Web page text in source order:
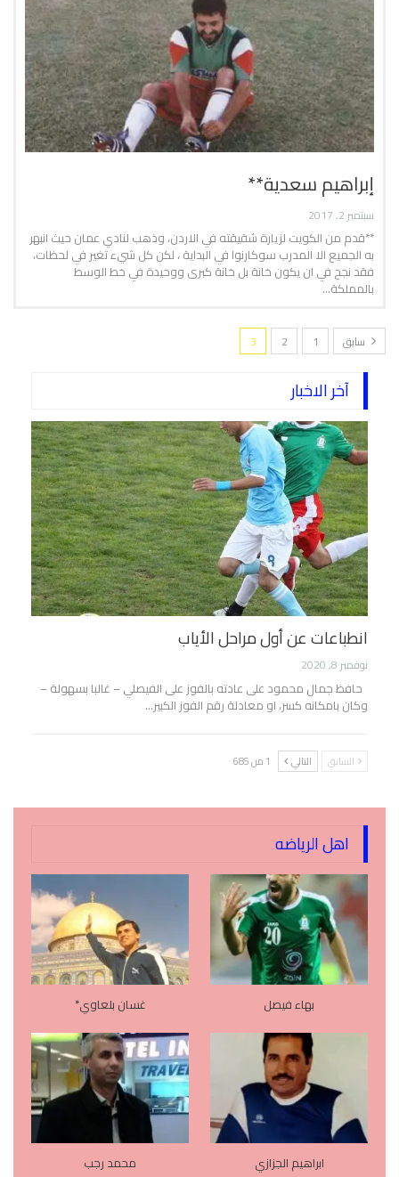
إبراهيم سعدية**
سبتمبر 2, 2017
**قدم من الكويت لزيارة شقيقته في الاردن، وذهب لنادي عمان حيث انبهر
به الجميع الا المدرب سوكارنوا في البداية ، لكن كل شيء تغير في لحظات،
فقد نجح في ان يكون خانة بل خانة كبرى ووحيدة في خط الوسط
بالمملكة…
سابق 1
2
3
آخر الاخبار
انطباعات عن أول مراحل الأياب
نوفمبر 8, 2020
حافظ جمال محمود على عادته بالفوز على الفيصلي – غالبا بسهولة –
وكان بامكانه كسر، او معادلة رقم الفوز الكبير…
السابق التالي 1 من 685
اهل الرياضه
بهاء فيصل غسان بلعاوي*
ابراهيم الجزازي محمد رجب